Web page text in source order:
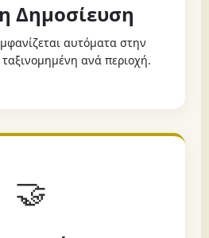
Δημοσίευση
αυτόματα στην
ανά περιοχή.
🤝